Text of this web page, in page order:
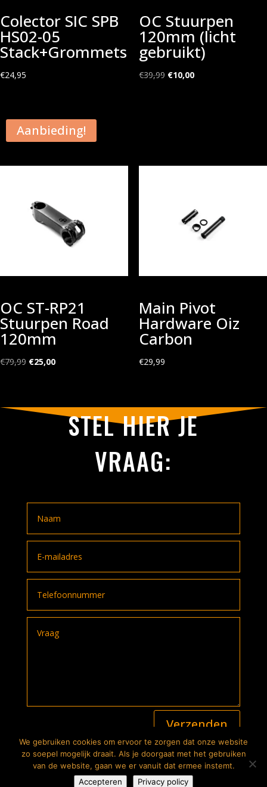
Colector SIC SPB
HS02-05
Stack+Grommets
€24,95
OC Stuurpen
120mm (licht
gebruikt)
€39,99 Oorspronkelijke
€10,00Huidige
Aanbieding!
OC ST-RP21
Stuurpen Road
120mm
€79,99 Oorspronkelijke
€79,99.
€25,00Huidige
€25,00.
Main Pivot
Hardware Oiz
Carbon
€29,99
STEL HIER JE
VRAAG:
Verzenden
t
e
2026© The Bike Store. Alle rechten voorbehouden |
Privacyverklaring| Website:Lutim Creatief Mediabureau
De prijzen en specificaties op deze website gelden onder
voorbehoud van typefouten en wijzigingen.
We gebruiken cookies om ervoor te zorgen dat onze website
zo soepel mogelijk draait. Als je doorgaat met het gebruiken
van de website, gaan we er vanuit dat ermee instemt.
Accepteren
Privacy policy